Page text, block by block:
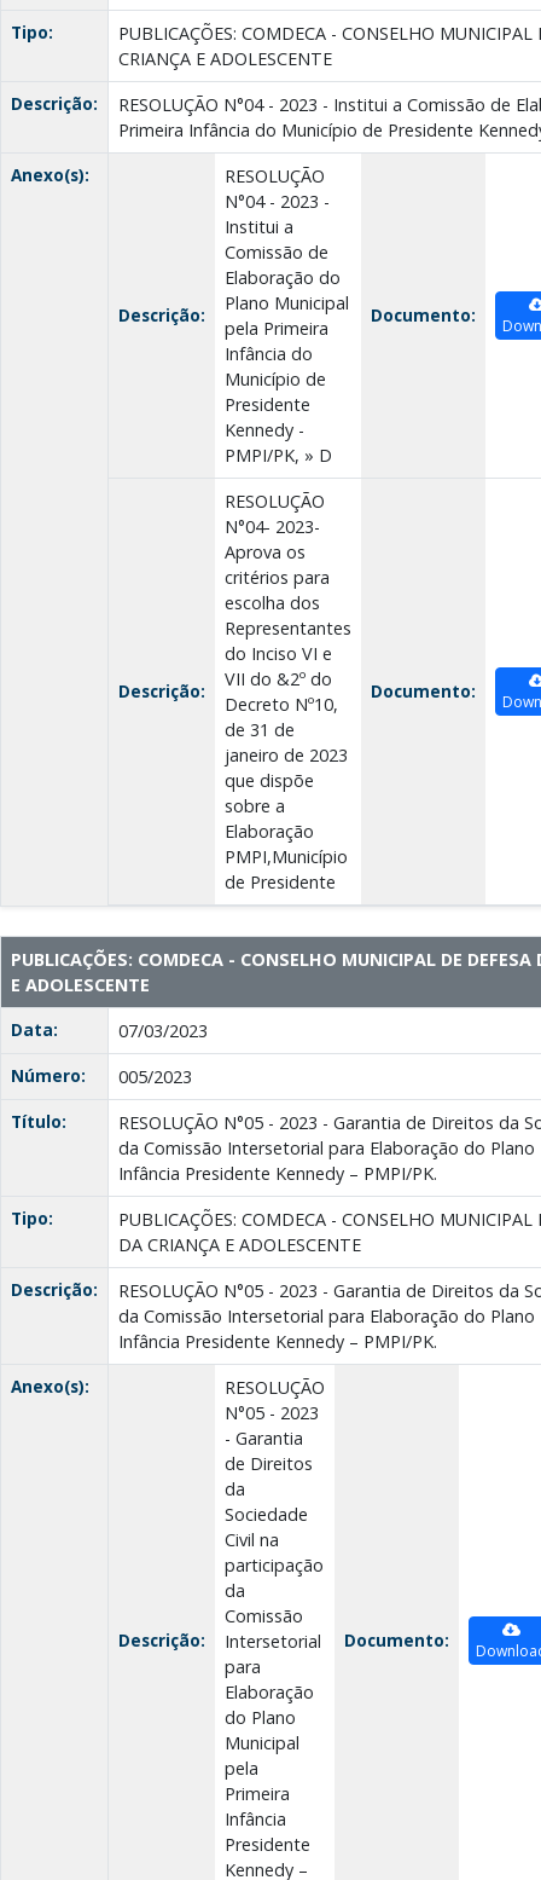
Tipo:
PUBLICAÇÕES: COMDECA - CONSELHO
CRIANÇA E ADOLESCENTE
Descrição:
RESOLUÇÃO N°04 - 2023 - Institui a Comissão de
Primeira Infância do Município de Presidente
Anexo(s):
Descrição:
RESOLUÇÃO
N°04 - 2023 -
Institui a
Comissão de
Elaboração do
Plano Municipal
pela Primeira
Infância do
Município de
Presidente
Kennedy -
PMPI/PK, » D
Documento:
Descrição:
RESOLUÇÃO
N°04- 2023-
Aprova os
critérios para
escolha dos
Representantes
do Inciso VI e
VII do &2º do
Decreto Nº10,
de 31 de
janeiro de 2023
que dispõe
sobre a
Elaboração
PMPI,Município
de Presidente
Documento:
PUBLICAÇÕES: COMDECA - CONSELHO MUNICIPAL DE
E ADOLESCENTE
Data:
07/03/2023
Número:
005/2023
Título:
RESOLUÇÃO N°05 - 2023 - Garantia de Direitos da
da Comissão Intersetorial para Elaboração do Plano
Infância Presidente Kennedy – PMPI/PK.
Tipo:
PUBLICAÇÕES: COMDECA - CONSELHO MUNICIPAL
DA CRIANÇA E ADOLESCENTE
Descrição:
RESOLUÇÃO N°05 - 2023 - Garantia de Direitos da
da Comissão Intersetorial para Elaboração do Plano
Infância Presidente Kennedy – PMPI/PK.
Anexo(s):
Descrição:
RESOLUÇÃO
N°05 - 2023
- Garantia
de Direitos
da
Sociedade
Civil na
participação
da
Comissão
Intersetorial
para
Elaboração
do Plano
Municipal
pela
Primeira
Infância
Presidente
Kennedy –
Documento: